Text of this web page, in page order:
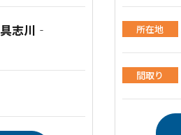
志川‐
所在地
間取り